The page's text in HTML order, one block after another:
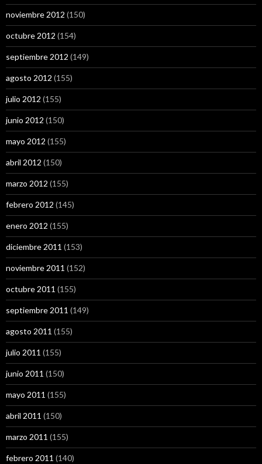
noviembre 2012 (150)
octubre 2012 (154)
septiembre 2012 (149)
agosto 2012 (155)
julio 2012 (155)
junio 2012 (150)
mayo 2012 (155)
abril 2012 (150)
marzo 2012 (155)
febrero 2012 (145)
enero 2012 (155)
diciembre 2011 (153)
noviembre 2011 (152)
octubre 2011 (155)
septiembre 2011 (149)
agosto 2011 (155)
julio 2011 (155)
junio 2011 (150)
mayo 2011 (155)
abril 2011 (150)
marzo 2011 (155)
febrero 2011 (140)